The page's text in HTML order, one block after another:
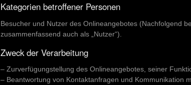
Kategorien betroffener Personen
Besucher und Nutzer des Onlineangebotes (Nachfolgend
zusammenfassend auch als „Nutzer“).
Zweck der Verarbeitung
– Zurverfügungstellung des Onlineangebotes, seiner
– Beantwortung von Kontaktanfragen und Kommunikation